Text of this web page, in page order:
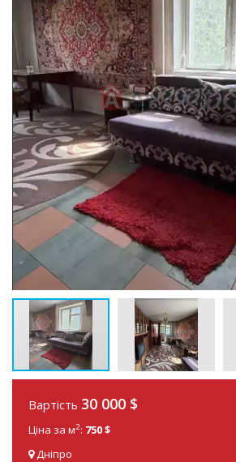
Вартість 30 000 $
Ціна за м2: 750 $
Дніпро